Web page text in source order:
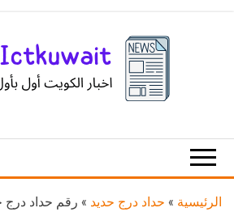
الكويت
الرئيسية » حداد درج حديد »